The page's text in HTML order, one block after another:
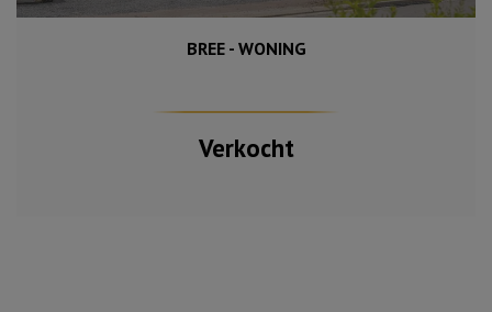
1 050 m² 284 m²
BREE - WONING
Verkocht